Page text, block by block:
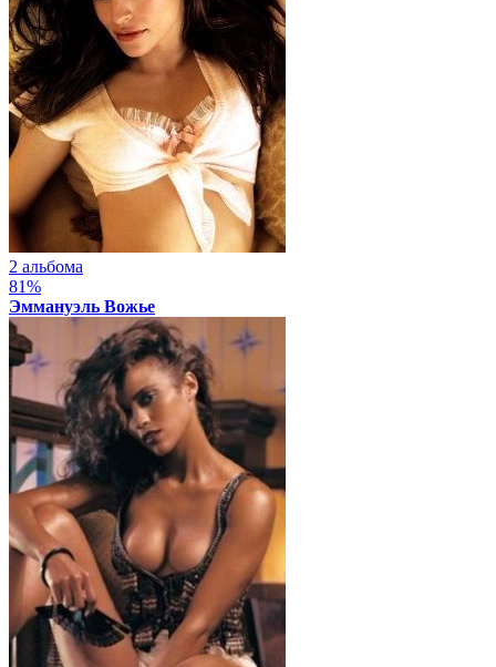
2 альбома
81%
Эммануэль Вожье